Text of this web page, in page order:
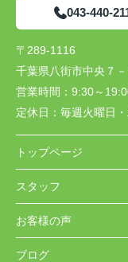
043-440-
〒289-1116
千葉県八街市中央７－
営業時間： 9:30～
定休日： 毎週火曜日
トップページ
スタッフ
お客様の声
ブログ